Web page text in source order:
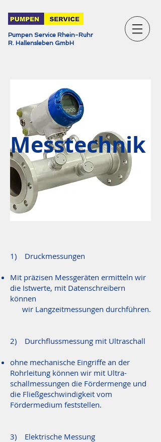
Pumpen Service Rhein-Ruhr
R. Hallensleben GmbH
Messtechnik
1) Druckmessungen
Mit präzisen Messgeräten ermitteln wir
die Istwerte, mit Datenschreibern
können
wir Langzeitmessungen durchführen.
2) Durchflussmessung mit Ultraschall
ohne mechanische Eingriffe an der
Rohrleitung können wir mit Ultra-
schallmessungen die Fördermenge und
die Fließgeschwindigkeit vom
Fördermedium feststellen.
3) Elektrische Messung